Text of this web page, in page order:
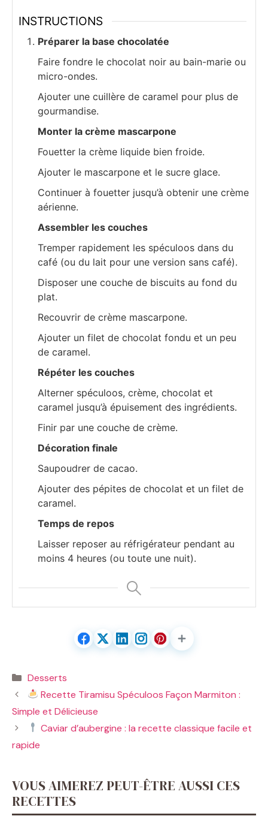
INSTRUCTIONS
Préparer la base chocolatée
Faire fondre le chocolat noir au bain-marie ou
micro-ondes.
Ajouter une cuillère de caramel pour plus de
gourmandise.
Monter la crème mascarpone
Fouetter la crème liquide bien froide.
Ajouter le mascarpone et le sucre glace.
Continuer à fouetter jusqu’à obtenir une crème
aérienne.
Assembler les couches
Tremper rapidement les spéculoos dans du
café (ou du lait pour une version sans café).
Disposer une couche de biscuits au fond du
plat.
Recouvrir de crème mascarpone.
Ajouter un filet de chocolat fondu et un peu
de caramel.
Répéter les couches
Alterner spéculoos, crème, chocolat et
caramel jusqu’à épuisement des ingrédients.
Finir par une couche de crème.
Décoration finale
Saupoudrer de cacao.
Ajouter des pépites de chocolat et un filet de
caramel.
Temps de repos
Laisser reposer au réfrigérateur pendant au
moins 4 heures (ou toute une nuit).
Catégories
Desserts
Recette Tiramisu Spéculoos Façon Marmiton :
Simple et Délicieuse
Caviar d’aubergine : la recette classique facile et
rapide
VOUS AIMEREZ PEUT-ÊTRE AUSSI CES
RECETTES